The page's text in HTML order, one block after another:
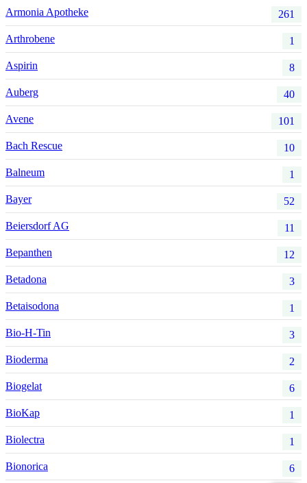
Armonia Apotheke 261
Arthrobene 1
Aspirin 8
Auberg 40
Avene 101
Bach Rescue 10
Balneum 1
Bayer 52
Beiersdorf AG 11
Bepanthen 12
Betadona 3
Betaisodona 1
Bio-H-Tin 3
Bioderma 2
Biogelat 6
BioKap 1
Biolectra 1
Bionorica 6